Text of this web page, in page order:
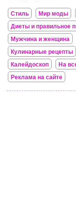
Стиль Мир моды
Диеты и правильное
Мужчина и женщина
Кулинарные рецепты
Калейдоскоп
На
Реклама на сайте